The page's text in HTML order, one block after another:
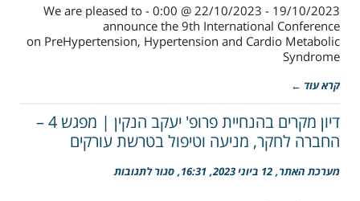
19/10/2023 - 22/10/2023 @ 0:00 - We are pleased to
announce the 9th International Conference
on PreHypertension, Hypertension and Cardio Metabolic
Syndrome
קרא עוד ←
דיון מקרים בהנחיית פרופ' יעקב הנקין | מפגש 4 –
החברה לחקר, מניעה וטיפול בטרשת עורקים
מערכת האתר 12 ביוני 2023 16:31 סגור לתגובותעל